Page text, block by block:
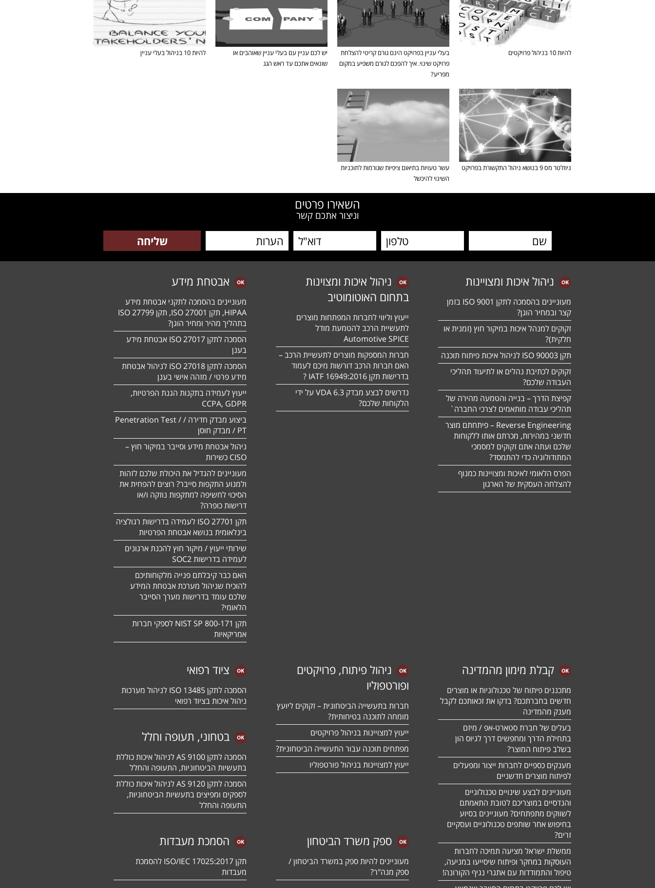
להיות 10 בניהול פרויקטים
בעלי עניין בפרויקט הינם גורם קריטי להצלחת
פרויקט שינוי. איך להפכם לגורם משפיע במקום
מפריע?
יש לכם עניין עם בעלי עניין שאוהבים או
שונאים אתכם עד ראש הגג
להיות 10 בניהול בעלי עניין
ניוזלטר מס 9 בנושא ניהול התקשורת בפרויקט
עשר טעויות בתיאום ציפיות שגורמות לתוכניות
השינוי להיכשל
השאירו פרטים
וניצור אתכם קשר
ניהול איכות ומצויינות
מעוניינים בהסמכה לתקן ISO 9001 בזמן
קצר ובמחיר הוגן?
זקוקים למנהל איכות במיקור חוץ (זמנית או
חלקית)?
תקן ISO 90003 לניהול איכות פיתוח תוכנה
זקוקים לכתיבת נהלים או לתיעוד תהליכי
העבודה שלכם?
קפיצת הדרך – בנייה והטמעה מהירה של
תהליכי עבודה מותאמים לצרכי החברה`
Reverse Engineering – פיתחתם מוצר
חדשני במהירות, מכרתם אותו ללקוחות
שלכם ועתה אתם זקוקים למסמכי
המתודולוגיה כדי להתמסד?
הפרס הלאומי לאיכות ומצויינות כמנוף
להצלחה העסקית של הארגון
ניהול איכות ומצוינות
בתחום האוטומוטיב
ייעוץ וליווי לחברות המפתחות מוצרים
לתעשיית הרכב להטמעת מודל
Automotive SPICE
חברות המספקות מוצרים לתעשיית הרכב –
האם חברות הרכב דורשות מיכם לעמוד
בדרישות תקן 16949:2016 IATF ?
נדרשים לבצע מבדק VDA 6.3 על ידי
הלקוחות שלכם?
אבטחת מידע
מעוניינים בהסמכה לתקני אבטחת מידע
בתהליך מהיר ומחיר הוגן?
הסמכה לתקן 27017 ISO אבטחת מידע
בענן
הסמכה לתקן ISO 27018 לניהול אבטחת
מידע פרטי / מזהה אישי בענן
ייעוץ לעמידה בתקנות הגנת הפרטיות,
CCPA, GDPR
ביצוע מבדק חדירה / Penetration Test /
PT / מבדק חוסן
ניהול אבטחת מידע וסייבר במיקור חוץ –
CISO כשירות
מעוניינים להגדיל את היכולת שלכם לזהות
ולמנוע התקפות סייבר? רוצים להפחית את
הסיכוי לחשיפה למתקפות נוזקה ו/או
דרישות כופרה?
תקן 27701 ISO לעמידה בדרישות רגולציה
בינלאומית בנושא אבטחת הפרטיות
שירותי ייעוץ / מיקור חוץ להכנת ארגונים
לעמידה בדרישות SOC2
האם כבר קיבלתם פנייה מלקוחותיכם
להוכיח שניהול מערכת אבטחת המידע
שלכם עומד בדרישות מערך הסייבר
הלאומי?
תקן NIST SP 800-171 לספקי חברות
אמריקאיות
קבלת מימון מהמדינה
מתכננים פיתוח של טכנולוגיות או מוצרים
חדשים בחברתכם? בדקו את זכאותכם לקבל
מענק מהמדינה
בעלים של חברת סטארט-אפ / מיזם
בתחילת הדרך ומחפשים דרך לגיוס הון
בשלב פיתוח המוצר?
מענקים כספיים לחברות ייצור ומפעלים
לפיתוח מוצרים חדשניים
מעוניינים לבצע שינויים טכנולוגיים
והנדסיים במוצריכם לטובת התאמתם
לשווקים מתפתחים? מעוניינים בסיוע
בחיפוש אחר שותפים טכנולוגיים ועסקיים
זרים?
ממשלת ישראל מציעה תמיכה לחברות
העוסקות במחקר ופיתוח שיסייעו במניעה,
טיפול והתמודדות עם אתגרי נגיף הקורונה!
ניהול פיתוח, פרויקטים
ופורטפוליו
חברות בתעשייה הביטחונית – זקוקים ליועץ
מומחה לתוכנה בטיחותית?
ייעוץ למצויינות בניהול פרויקטים
מפתחים תוכנה עבור התעשייה הביטחונית?
ייעוץ למצויינות בניהול פורטפוליו
ציוד רפואי
הסמכה לתקן 13485 ISO לניהול מערכות
ניהול איכות בציוד רפואי
בטחוני, תעופה וחלל
הסמכה לתקן 9100 AS לניהול איכות כוללת
בתעשיות הביטחוניות, התעופה והחלל
הסמכה לתקן 9120 AS לניהול איכות כוללת
לספקים ומפיצים בתעשיות הביטחוניות,
התעופה והחלל
ספק משרד הביטחון
מעוניינים להיות ספק במשרד הביטחון /
ספק מנה"ר?
הסמכת מעבדות
תקן ISO/IEC 17025:2017 להסמכת
מעבדות